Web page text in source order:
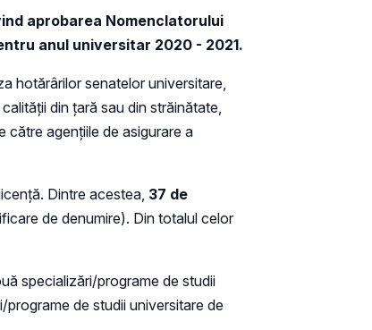
aprobarea Nomenclatorului
anul universitar 2020 - 2021.
hotărârilor senatelor universitare,
din țară sau din străinătate,
către agențiile de asigurare a
Dintre acestea, 37 de
de denumire). Din totalul celor
specializări/programe de studii
de studii universitare de